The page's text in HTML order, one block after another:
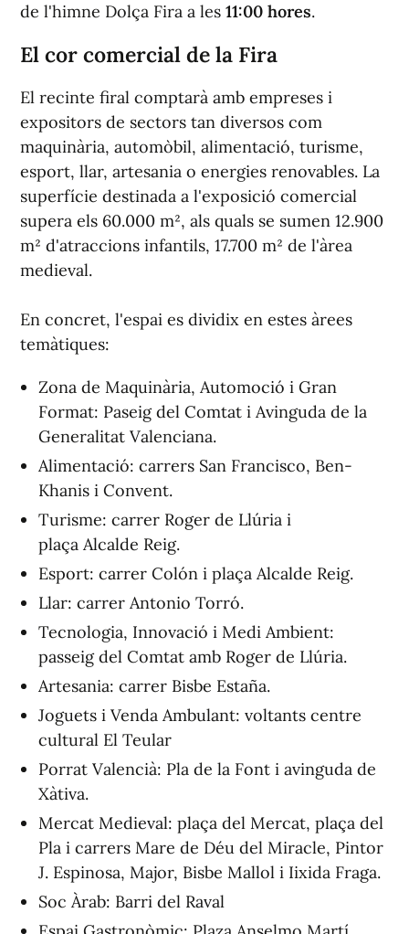
de l'himne Dolça Fira a les 11:00 hores.
El cor comercial de la Fira
El recinte firal comptarà amb empreses i
expositors de sectors tan diversos com
maquinària, automòbil, alimentació, turisme,
esport, llar, artesania o energies renovables. La
superfície destinada a l'exposició comercial
supera els 60.000 m², als quals se sumen 12.900
m² d'atraccions infantils, 17.700 m² de l'àrea
medieval.
En concret, l'espai es dividix en estes àrees
temàtiques:
Zona de Maquinària, Automoció i Gran
Format: Paseig del Comtat i Avinguda de la
Generalitat Valenciana.
Alimentació: carrers San Francisco, Ben-
Khanis i Convent.
Turisme: carrer Roger de Llúria i
plaça Alcalde Reig.
Esport: carrer Colón i plaça Alcalde Reig.
Llar: carrer Antonio Torró.
Tecnologia, Innovació i Medi Ambient:
passeig del Comtat amb Roger de Llúria.
Artesania: carrer Bisbe Estaña.
Joguets i Venda Ambulant: voltants centre
cultural El Teular
Porrat Valencià: Pla de la Font i avinguda de
Xàtiva.
Mercat Medieval: plaça del Mercat, plaça del
Pla i carrers Mare de Déu del Miracle, Pintor
J. Espinosa, Major, Bisbe Mallol i Iixida Fraga.
Soc Àrab: Barri del Raval